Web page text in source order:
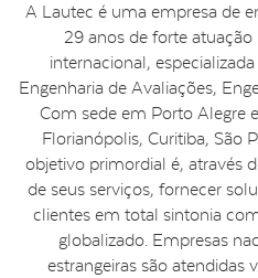
A Lautec é uma empresa de
29 anos de forte
internacional,
Engenharia de Avaliações,
Com sede em Porto Alegre
Florianópolis, Curitiba, São
objetivo primordial é, através
de seus serviços, fornecer
clientes em total sintonia
globalizado. Empresas
estrangeiras são atendidas